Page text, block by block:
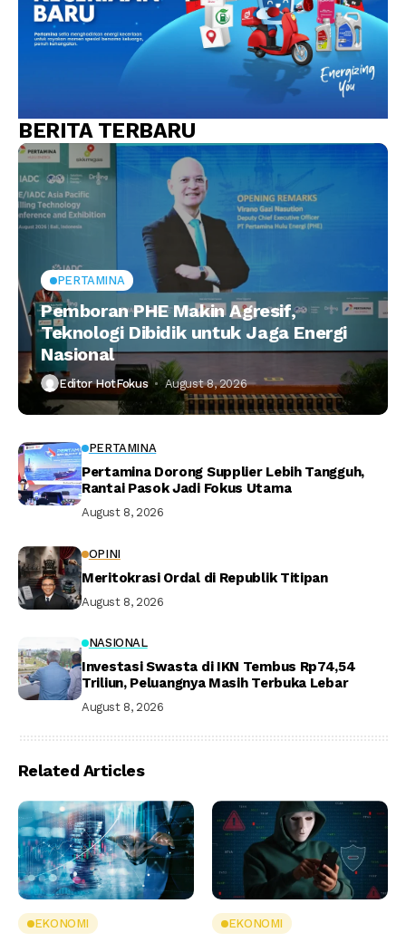
BERITA TERBARU
PERTAMINA
Pemboran PHE Makin Agresif,
Teknologi Dibidik untuk Jaga Energi
Nasional
Editor HotFokus August 8, 2026
PERTAMINA
Pertamina Dorong Supplier Lebih Tangguh,
Rantai Pasok Jadi Fokus Utama
August 8, 2026
OPINI
Meritokrasi Ordal di Republik Titipan
August 8, 2026
NASIONAL
Investasi Swasta di IKN Tembus Rp74,54
Triliun, Peluangnya Masih Terbuka Lebar
August 8, 2026
Related Articles
EKONOMI EKONOMI